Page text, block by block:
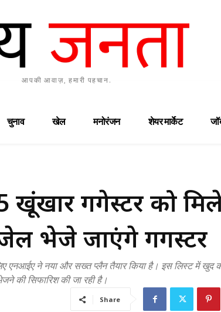
आपकी आवाज़, हमारी पहचान.
चुनाव खेल मनोरंजन शेयर मार्केट
गैंगेस्टर को
भेजे जाएंगे गैंगस्टर
एनआईए ने नया और सख्त प्लैन तैयार किया है। इस लिस्ट में खुद
की सिफारिश की जा रही है।
Share